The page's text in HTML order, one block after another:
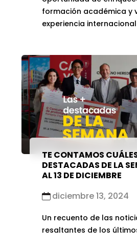
formación académica y
experiencia
TE CONTAMOS
DESTACADAS DE LA
AL 13 DE DICIEMBRE
diciembre 13, 2024
Un recuento de las
resaltantes de los